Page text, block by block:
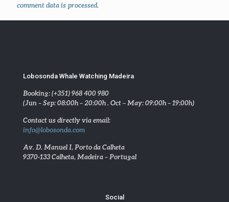
comment data is processed.
Lobosonda Whale Watching Madeira
Booking: (+351) 968 400 980
(Jun – Sep: 08:00h – 20:00h . Oct – May: 09:00h – 19:00h)
Contact us directly via email:
info@lobosonda.com
Av. D. Manuel I, Porto da Calheta
9370-133 Calheta, Madeira – Portugal
Social